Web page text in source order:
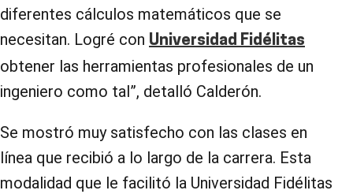
diferentes cálculos matemáticos que se
necesitan. Logré con Universidad Fidélitas
obtener las herramientas profesionales de un
ingeniero como tal”, detalló Calderón.
Se mostró muy satisfecho con las clases en
línea que recibió a lo largo de la carrera. Esta
modalidad que le facilitó la Universidad Fidélitas